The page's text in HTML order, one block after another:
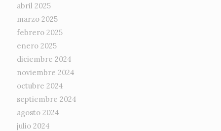
abril 2025
marzo 2025
febrero 2025
enero 2025
diciembre 2024
noviembre 2024
octubre 2024
septiembre 2024
agosto 2024
julio 2024